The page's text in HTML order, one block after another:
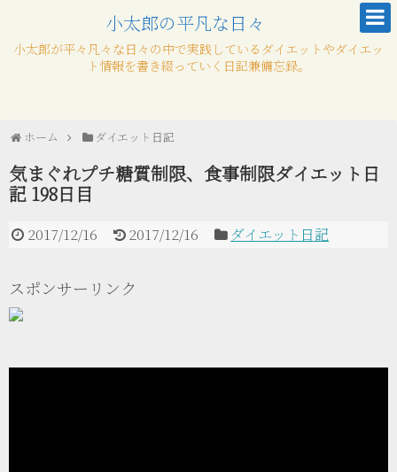
小太郎の平凡な日々
小太郎が平々凡々な日々の中で実践しているダイエットやダイエッ
ト情報を書き綴っていく日記兼備忘録。
ホーム ダイエット日記
気まぐれプチ糖質制限、食事制限ダイエット日
記 198日目
2017/12/16 2017/12/16 ダイエット日記
スポンサーリンク